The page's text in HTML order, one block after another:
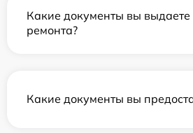
Какие документы вы выдаете
ремонта?
Какие документы вы